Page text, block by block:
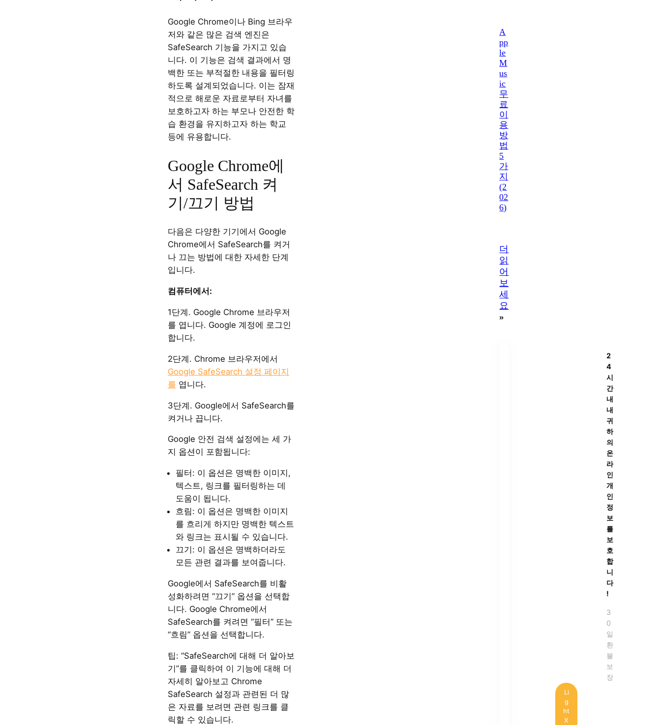
Google Chrome이나 Bing 브라우
저와 같은 많은 검색 엔진은
SafeSearch 기능을 가지고 있습
니다. 이 기능은 검색 결과에서 명
백한 또는 부적절한 내용을 필터링
하도록 설계되었습니다. 이는 잠재
적으로 해로운 자료로부터 자녀를
보호하고자 하는 부모나 안전한 학
습 환경을 유지하고자 하는 학교
등에 유용합니다.
Google Chrome에
서 SafeSearch 켜
기/끄기 방법
다음은 다양한 기기에서 Google
Chrome에서 SafeSearch를 켜거
나 끄는 방법에 대한 자세한 단계
입니다.
컴퓨터에서:
1단계. Google Chrome 브라우저
를 엽니다. Google 계정에 로그인
합니다.
2단계. Chrome 브라우저에서
Google SafeSearch 설정 페이지
를 엽니다.
3단계. Google에서 SafeSearch를
켜거나 끕니다.
Google 안전 검색 설정에는 세 가
지 옵션이 포함됩니다:
필터: 이 옵션은 명백한 이미지,
텍스트, 링크를 필터링하는 데
도움이 됩니다.
흐림: 이 옵션은 명백한 이미지
를 흐리게 하지만 명백한 텍스트
와 링크는 표시될 수 있습니다.
끄기: 이 옵션은 명백하더라도
모든 관련 결과를 보여줍니다.
Google에서 SafeSearch를 비활
성화하려면 “끄기” 옵션을 선택합
니다. Google Chrome에서
SafeSearch를 켜려면 “필터” 또는
“흐림” 옵션을 선택합니다.
팁: “SafeSearch에 대해 더 알아보
기”를 클릭하여 이 기능에 대해 더
자세히 알아보고 Chrome
SafeSearch 설정과 관련된 더 많
은 자료를 보려면 관련 링크를 클
릭할 수 있습니다.
A
pp
le
M
us
ic
무
료
이
용
방
법
5
가
지
(2
02
6)
더
읽
어
보
세
요
»
2
4
시
간
내
내
귀
하
의
온
라
인
개
인
정
보
를
보
호
합
니
다
!
3
0
일
환
불
보
장
Li
g
ht
X